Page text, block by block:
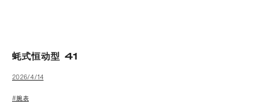
蚝式恒动型 41
2026/4/14
#腕表